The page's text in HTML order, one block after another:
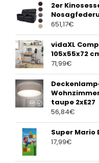
2er
651,17€
vidaXL
105x55x72
71,99€
taupe 2xE27
56,84€
Super Mario
17,99€